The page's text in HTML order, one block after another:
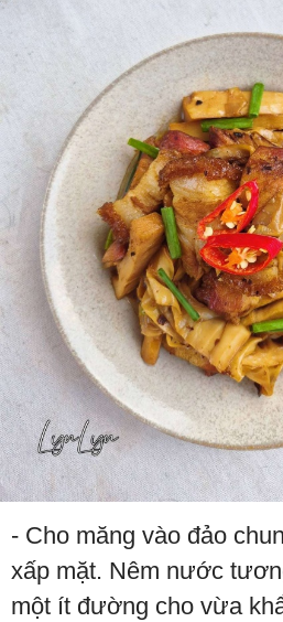
- Cho măng vào đảo
xấp mặt. Nêm nước
một ít đường cho vừa